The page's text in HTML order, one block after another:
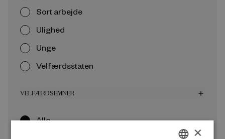
Sort arbejde
Ulighed
Unge
Velfærdsstaten
VELFÆRDSEMNER add
Alle
×